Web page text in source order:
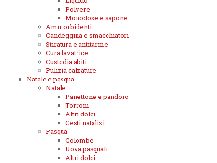
Polvere
Monodose e sapone
Ammorbidenti
Candeggina e smacchiatori
Stiratura e antitarme
Cura lavatrice
Custodia abiti
Pulizia calzature
Natale e pasqua
Natale
Panettone e pandoro
Torroni
Altri dolci
Cesti natalizi
Pasqua
Colombe
Uova pasquali
Altri dolci